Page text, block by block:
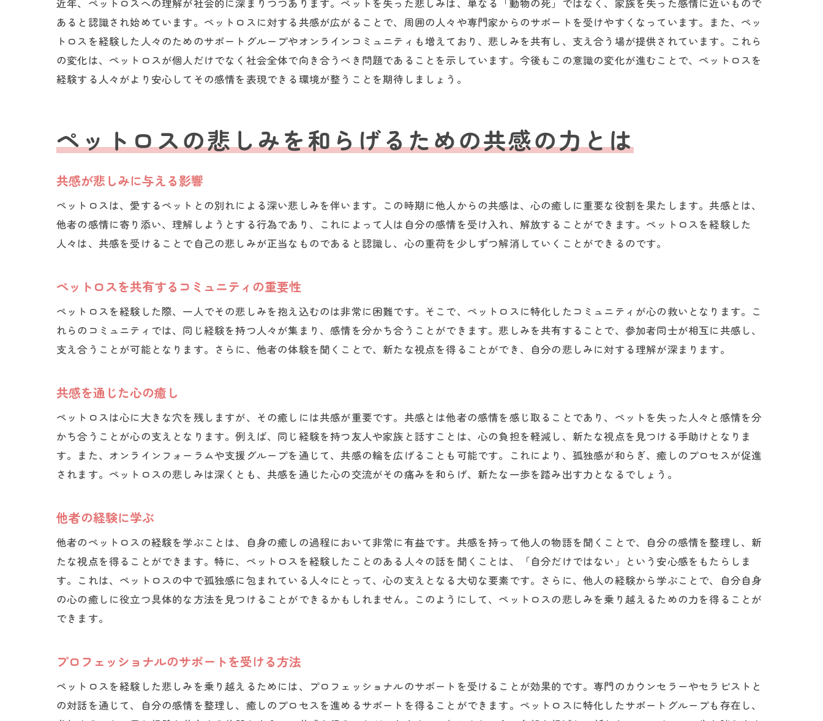
思い出と共に生きる方法
ペットとの思い出を振り返る時間
創造的な方法で思い出を表現する
ペットの記憶を大切にする方法
思い出を新たな力に変える
ペットロスに直面した時の心の癒し方と共感の力
癒しのためのライフスタイルの見直し
ペットロス専門カウンセラーの役割
感情を共感によって整理する
近年、ペットロスへの理解が社会的に深まりつつあります。ペットを失った悲しみは、単なる「動物の死」ではなく、家族を失った感情に近いもので
あると認識され始めています。ペットロスに対する共感が広がることで、周囲の人々や専門家からのサポートを受けやすくなっています。また、ペッ
トロスを経験した人々のためのサポートグループやオンラインコミュニティも増えており、悲しみを共有し、支え合う場が提供されています。これら
の変化は、ペットロスが個人だけでなく社会全体で向き合うべき問題であることを示しています。今後もこの意識の変化が進むことで、ペットロスを
経験する人々がより安心してその感情を表現できる環境が整うことを期待しましょう。
ペットロスの悲しみを和らげるための共感の力とは
共感が悲しみに与える影響
ペットロスは、愛するペットとの別れによる深い悲しみを伴います。この時期に他人からの共感は、心の癒しに重要な役割を果たします。共感とは、
他者の感情に寄り添い、理解しようとする行為であり、これによって人は自分の感情を受け入れ、解放することができます。ペットロスを経験した
人々は、共感を受けることで自己の悲しみが正当なものであると認識し、心の重荷を少しずつ解消していくことができるのです。
ペットロスを共有するコミュニティの重要性
ペットロスを経験した際、一人でその悲しみを抱え込むのは非常に困難です。そこで、ペットロスに特化したコミュニティが心の救いとなります。こ
れらのコミュニティでは、同じ経験を持つ人々が集まり、感情を分かち合うことができます。悲しみを共有することで、参加者同士が相互に共感し、
支え合うことが可能となります。さらに、他者の体験を聞くことで、新たな視点を得ることができ、自分の悲しみに対する理解が深まります。
共感を通じた心の癒し
ペットロスは心に大きな穴を残しますが、その癒しには共感が重要です。共感とは他者の感情を感じ取ることであり、ペットを失った人々と感情を分
かち合うことが心の支えとなります。例えば、同じ経験を持つ友人や家族と話すことは、心の負担を軽減し、新たな視点を見つける手助けとなりま
す。また、オンラインフォーラムや支援グループを通じて、共感の輪を広げることも可能です。これにより、孤独感が和らぎ、癒しのプロセスが促進
されます。ペットロスの悲しみは深くとも、共感を通じた心の交流がその痛みを和らげ、新たな一歩を踏み出す力となるでしょう。
他者の経験に学ぶ
他者のペットロスの経験を学ぶことは、自身の癒しの過程において非常に有益です。共感を持って他人の物語を聞くことで、自分の感情を整理し、新
たな視点を得ることができます。特に、ペットロスを経験したことのある人々の話を聞くことは、「自分だけではない」という安心感をもたらしま
す。これは、ペットロスの中で孤独感に包まれている人々にとって、心の支えとなる大切な要素です。さらに、他人の経験から学ぶことで、自分自身
の心の癒しに役立つ具体的な方法を見つけることができるかもしれません。このようにして、ペットロスの悲しみを乗り越えるための力を得ることが
できます。
プロフェッショナルのサポートを受ける方法
ペットロスを経験した悲しみを乗り越えるためには、プロフェッショナルのサポートを受けることが効果的です。専門のカウンセラーやセラピストと
の対話を通じて、自分の感情を整理し、癒しのプロセスを進めるサポートを得ることができます。ペットロスに特化したサポートグループも存在し、